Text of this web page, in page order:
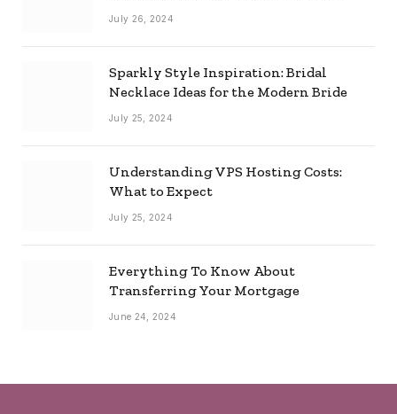
Combo
July 26, 2024
Sparkly Style Inspiration: Bridal
Necklace Ideas for the Modern Bride
July 25, 2024
Understanding VPS Hosting Costs:
What to Expect
July 25, 2024
Everything To Know About
Transferring Your Mortgage
June 24, 2024